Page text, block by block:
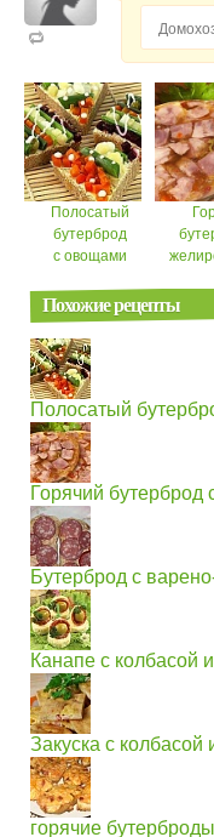
Полосатый
бутерброд
с овощами
Похожие рецепты
Полосатый
Горячий бутерброд
Бутерброд с
Канапе с колбасой
Закуска с колбасой
горячие